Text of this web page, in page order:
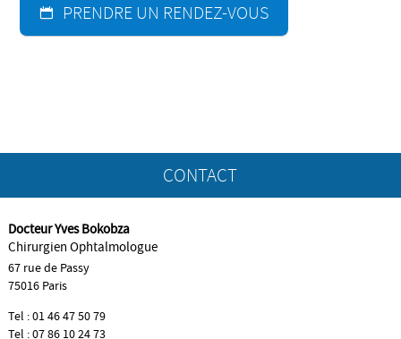
PRENDRE UN RENDEZ-VOUS
CONTACT
Docteur Yves Bokobza
Chirurgien Ophtalmologue
67 rue de Passy
75016 Paris
Tel : 01 46 47 50 79
Tel : 07 86 10 24 73